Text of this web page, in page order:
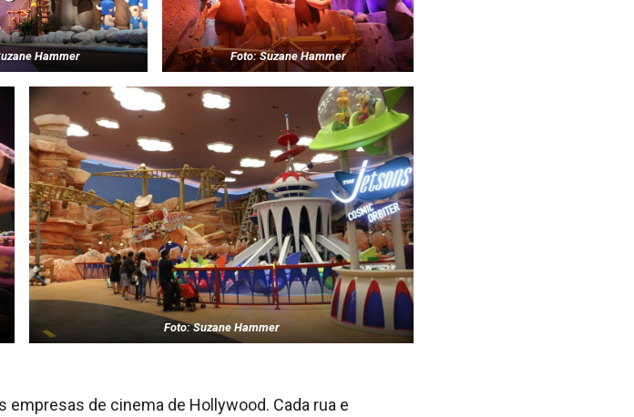
Hammer Foto: Suzane Hammer
Foto: Suzane Hammer
de cinema de Hollywood. Cada rua e